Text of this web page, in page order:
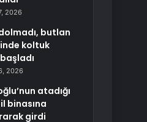
2026
butlan
koltuk
2026
atadığı
binasına
girdi